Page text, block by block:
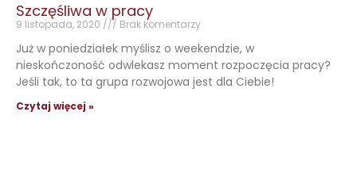
Szczęśliwa w pracy
9 listopada, 2020 Brak komentarzy
Już w poniedziałek myślisz o weekendzie, w
nieskończoność odwlekasz moment rozpoczęcia pracy?
Jeśli tak, to ta grupa rozwojowa jest dla Ciebie!
Czytaj więcej »